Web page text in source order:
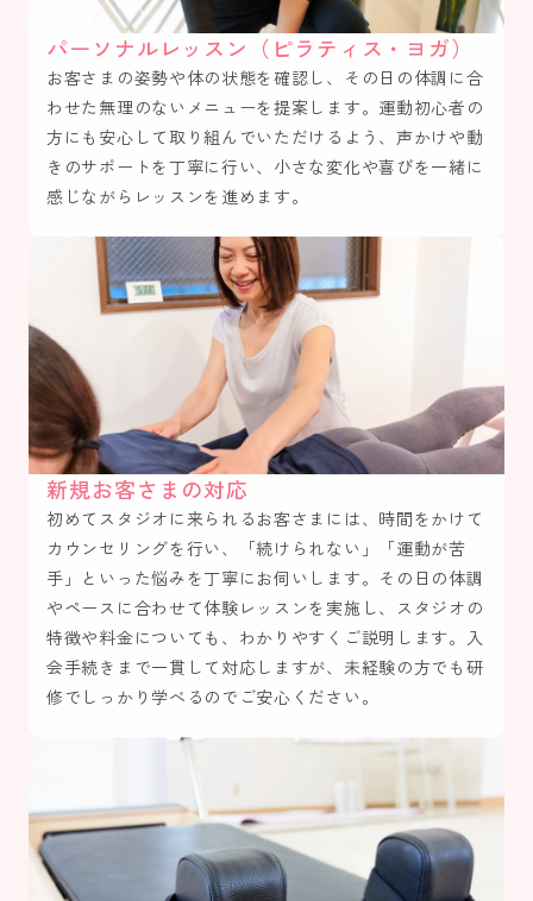
パーソナルレッスン（ピラティス・ヨガ）
お客さまの姿勢や体の状態を確認し、その日の体調に合
わせた無理のないメニューを提案します。運動初心者の
方にも安心して取り組んでいただけるよう、声かけや動
きのサポートを丁寧に行い、小さな変化や喜びを一緒に
感じながらレッスンを進めます。
新規お客さまの対応
初めてスタジオに来られるお客さまには、時間をかけて
カウンセリングを行い、「続けられない」「運動が苦
手」といった悩みを丁寧にお伺いします。その日の体調
やペースに合わせて体験レッスンを実施し、スタジオの
特徴や料金についても、わかりやすくご説明します。入
会手続きまで一貫して対応しますが、未経験の方でも研
修でしっかり学べるのでご安心ください。